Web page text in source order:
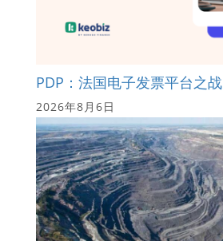
PDP：法国电子发票平台之战
2026年8月6日